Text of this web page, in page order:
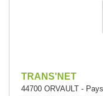
TRANS'NET
44700 ORVAULT -